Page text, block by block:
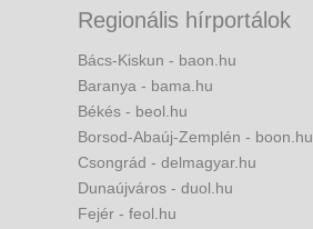
Regionális hírportálok
Bács-Kiskun - baon.hu
Baranya - bama.hu
Békés - beol.hu
Borsod-Abaúj-Zemplén - boon.hu
Csongrád - delmagyar.hu
Dunaújváros - duol.hu
Fejér - feol.hu